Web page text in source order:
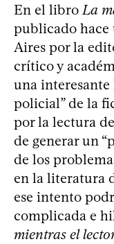
En el libroLa
publicado hace
Aires por la
crítico y
una interesante
policial” de la
por la lectura
de generar un
de los
en la literatura
ese intento
complicada e
mientras el